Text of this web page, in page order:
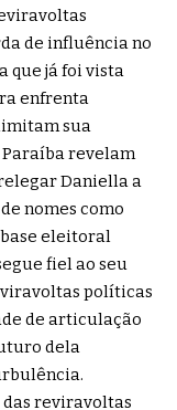
de influência no
que já foi vista
enfrenta
sua
revelam
Daniella a
nomes como
eleitoral
fiel ao seu
políticas
de articulação
dela
reviravoltas